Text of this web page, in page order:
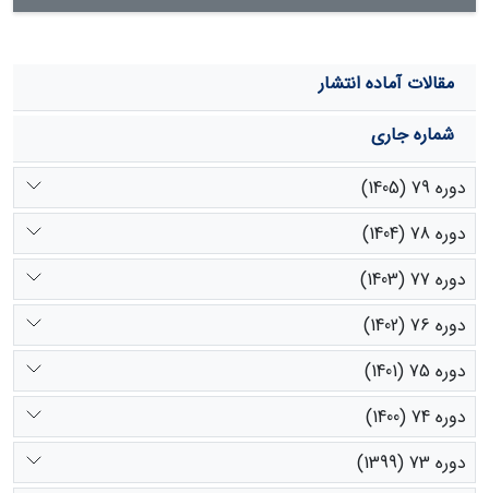
مقالات آماده انتشار
شماره جاری
دوره 79 (1405)
دوره 78 (1404)
دوره 77 (1403)
دوره 76 (1402)
دوره 75 (1401)
دوره 74 (1400)
دوره 73 (1399)